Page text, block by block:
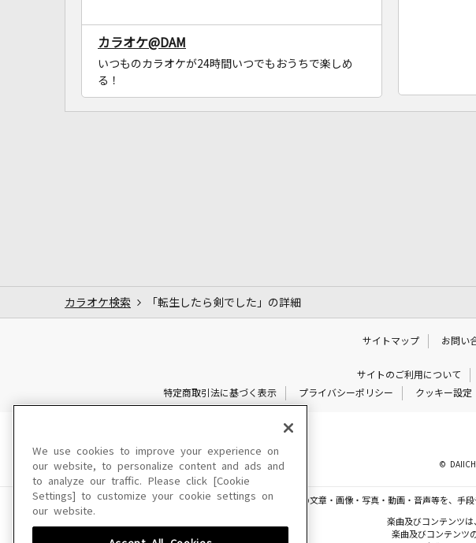
カラオケ@DAM
いつものカラオケが24時間いつでもおうちで楽しめ
る！
カラオケ検索 「転生したら剣でした」の詳細
サイトマップ お問い
サイトのご利用について
特定商取引法に基づく表示
プライバシーポリシー クッキー設定
©
このサイトに掲載されている一切の文章・画像・写真・動画・音声等を、手
楽曲及びコンテンツは
楽曲及びコンテンツ
We use cookies to improve your experience on
our website, to personalize content and ads and
to analyze our traffic. Please click [Cookie
Settings] to customize your cookie settings on
our website.